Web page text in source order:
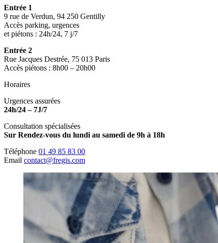
Entrée 1
9 rue de Verdun, 94 250 Gentilly
Accès parking, urgences
et piétons : 24h/24, 7 j/7
Entrée 2
Rue Jacques Destrée, 75 013 Paris
Accès piétons : 8h00 – 20h00
Horaires
Urgences assurées
24h/24 – 7J/7
Consultation spécialisées
Sur Rendez-vous du lundi au samedi de 9h à 18h
Téléphone 01 49 85 83 00
Email contact@fregis.com